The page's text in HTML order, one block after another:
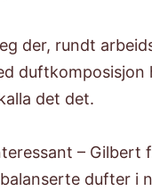
der, rundt
det det.
–
dufter i